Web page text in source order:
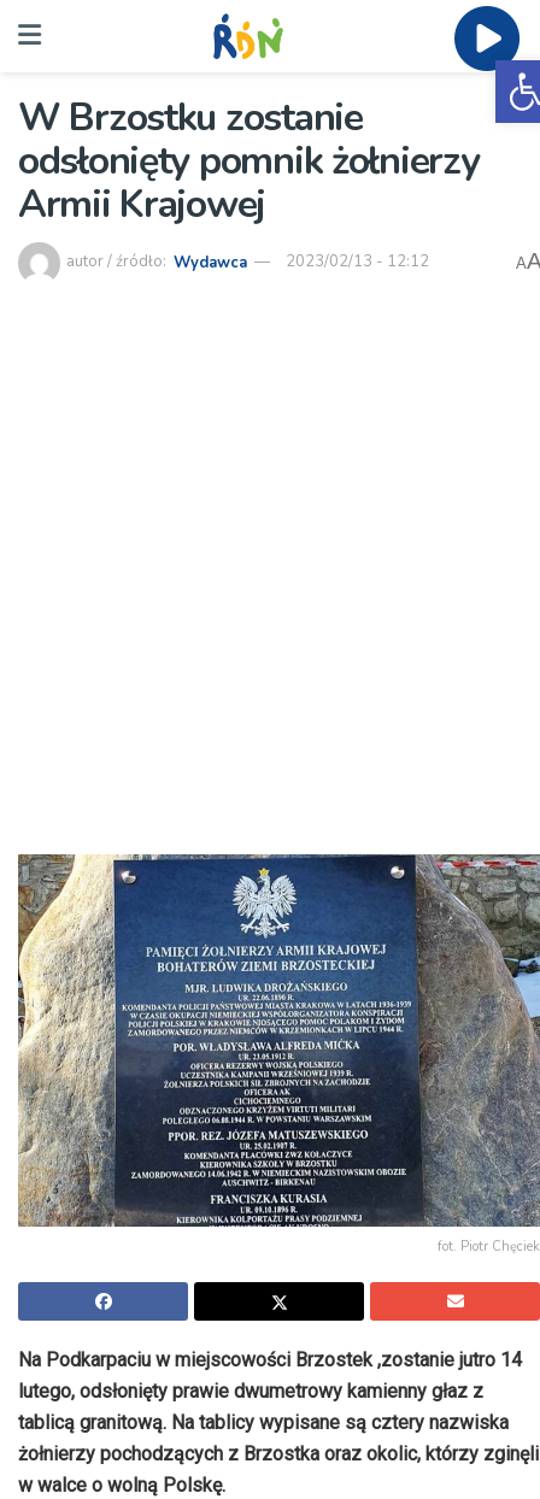
W Brzostku zostanie
odsłonięty pomnik żołnierzy
Armii Krajowej
autor / źródło: Wydawca 2023/02/13 - 12:12 A
fot. Piotr Chęciek
Na Podkarpaciu w miejscowości Brzostek ,zostanie jutro 14
lutego, odsłonięty prawie dwumetrowy kamienny głaz z
tablicą granitową. Na tablicy wypisane są cztery nazwiska
żołnierzy pochodzących z Brzostka oraz okolic, którzy zginęli
w walce o wolną Polskę.